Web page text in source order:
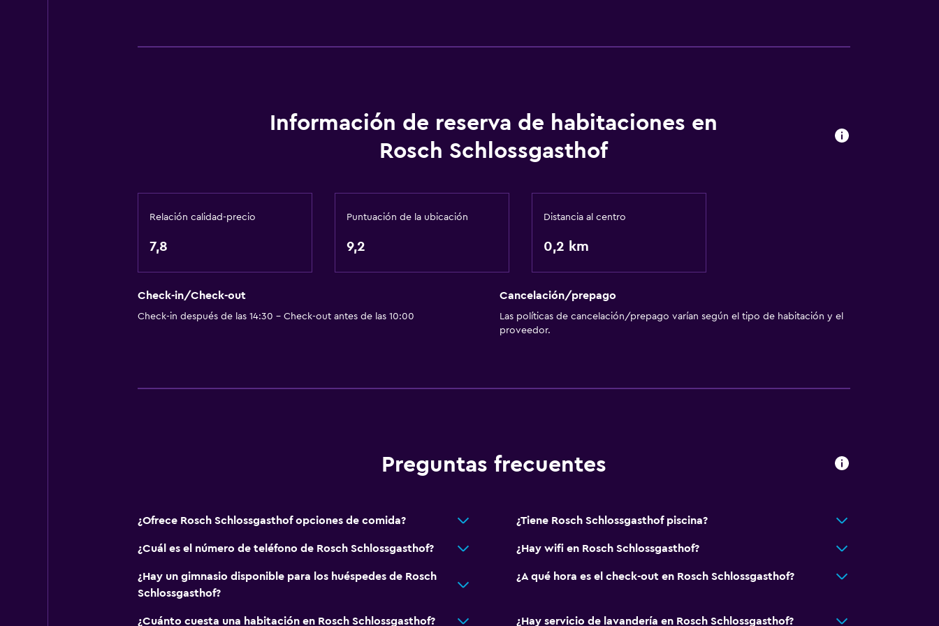
Caja fuerte
Ducha
Baño privado
Servicios básicos
Wifi gratis
Internet
Calefacción
Aire libre
Terraza/patio
Jardín
Espacio de almacenamiento
Estacionamiento y transporte
Habitación hipoalergénica
Información de reserva de habitaciones en
Rosch Schlossgasthof
Relación calidad-precio
7,8
Puntuación de la ubicación
9,2
Distancia al centro
0,2 km
Check-in/Check-out
Check-in después de las 14:30 - Check-out antes de las 10:00
Cancelación/prepago
Las políticas de cancelación/prepago varían según el tipo de habitación y el
proveedor.
Preguntas frecuentes
¿Ofrece Rosch Schlossgasthof opciones de comida? ¿Tiene Rosch Schlossgasthof piscina?
¿Cuál es el número de teléfono de Rosch Schlossgasthof? ¿Hay wifi en Rosch Schlossgasthof?
¿Hay un gimnasio disponible para los huéspedes de Rosch
Schlossgasthof?
¿A qué hora es el check-out en Rosch Schlossgasthof?
¿Cuánto cuesta una habitación en Rosch Schlossgasthof? ¿Hay servicio de lavandería en Rosch Schlossgasthof?